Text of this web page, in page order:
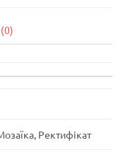
Ректифікат